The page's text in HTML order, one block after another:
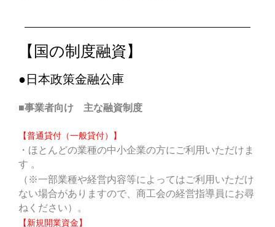
【国の制度融資】
●日本政策金融公庫
■事業者向け 主な融資制度
【普通貸付（一般貸付）】
・ほとんどの業種の中小企業の方にご利用いただけま
す 。
（※一部業種や経営内容等によってはご利用いただけ
ない場合がありますので、商工会の経営指導員にお尋
ねください）。
【新規開業資金】